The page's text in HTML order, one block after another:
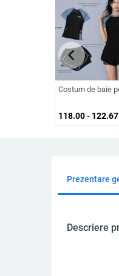
Costum de baie
118.00 - 122.67
chevron_left
Prezentare
Descriere